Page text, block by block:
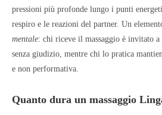
pressioni più profonde lungo i punti
respiro e le reazioni del partner. Un
mentale: chi riceve il massaggio è invitato a
senza giudizio, mentre chi lo pratica
e non performativa.
Quanto dura un massaggio